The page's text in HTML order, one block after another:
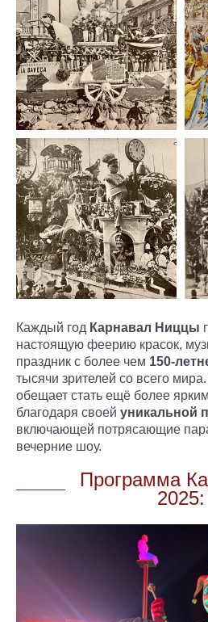
Каждый год Карнавал Ниццы
настоящую феерию красок,
праздник с более чем 150-
тысячи зрителей со всего
обещает стать ещё более
благодаря своей уникальной
включающей потрясающие
вечерние шоу.
Программа
2025: